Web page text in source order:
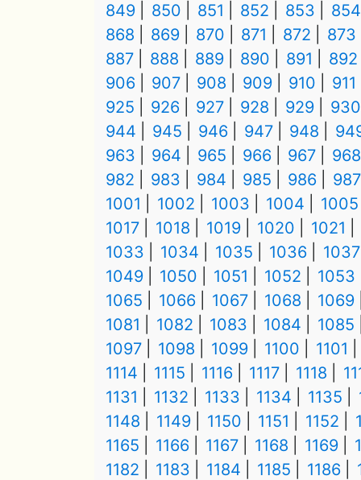
849
850 851 852 853
854
868
869 870 871 872
873
887
888 889 890 891
892
906
907 908 909 910
911
925
926 927 928 929
930
944
945 946 947 948
963
964 965 966 967
968
982
983 984 985 986
987
1001
1002 1003 1004
1005
1017
1018 1019 1020
1021
1033
1034 1035 1036
1037
1049
1050 1051 1052
1053
1065
1066 1067 1068
1069
1081
1082 1083 1084
1085
1097
1098 1099 1100
1101
1114
1115 1116 1117 1118
1131
1132 1133 1134 1135
1148
1149 1150 1151 1152
1165
1166 1167 1168 1169
1182
1183 1184 1185 1186